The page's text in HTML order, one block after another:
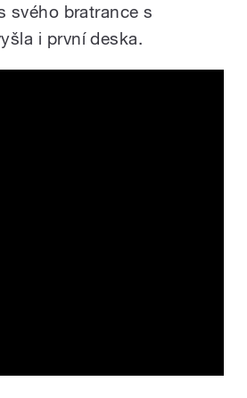
svého bratrance s
i první deska.